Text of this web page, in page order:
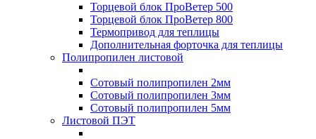
Торцевой блок ПроВетер 500
Торцевой блок ПроВетер 800
Термопривод для теплицы
Дополнительная форточка для теплицы
Полипропилен листовой
Сотовый полипропилен 2мм
Сотовый полипропилен 3мм
Сотовый полипропилен 5мм
Листовой ПЭТ